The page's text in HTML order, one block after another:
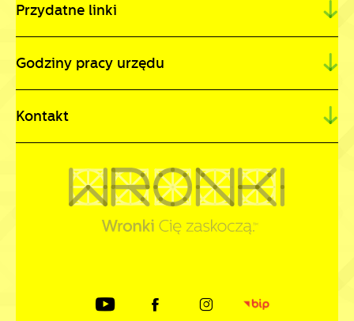
Przydatne linki
Godziny pracy urzędu
Kontakt